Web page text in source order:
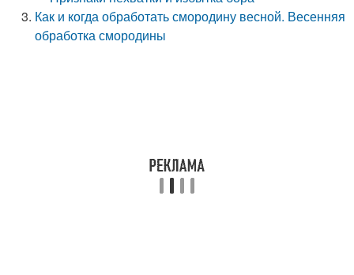
Как и когда обработать смородину весной. Весенняя
обработка смородины